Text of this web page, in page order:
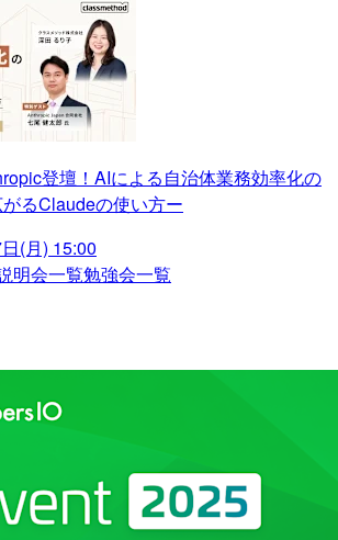
登壇！AIによる自治体業務効率化の
るClaudeの使い方ー
(月) 15:00
明会一覧勉強会一覧